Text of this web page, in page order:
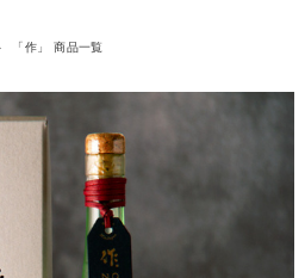
「作」 商品一覧